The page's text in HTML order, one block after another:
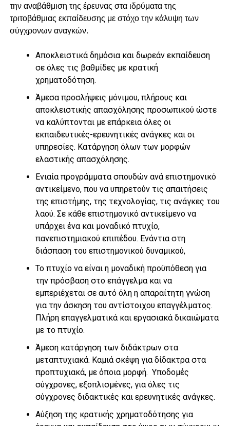
την αναβάθμιση της έρευνας στα ιδρύματα της
τριτοβάθμιας εκπαίδευσης με στόχο την κάλυψη των
σύγχρονων αναγκών.
Αποκλειστικά δημόσια και δωρεάν εκπαίδευση
σε όλες τις βαθμίδες με κρατική
χρηματοδότηση.
Άμεσα προσλήψεις μόνιμου, πλήρους και
αποκλειστικής απασχόλησης προσωπικού ώστε
να καλύπτονται με επάρκεια όλες οι
εκπαιδευτικές-ερευνητικές ανάγκες και οι
υπηρεσίες. Κατάργηση όλων των μορφών
ελαστικής απασχόλησης.
Ενιαία προγράμματα σπουδών ανά επιστημονικό
αντικείμενο, που να υπηρετούν τις απαιτήσεις
της επιστήμης, της τεχνολογίας, τις ανάγκες του
λαού. Σε κάθε επιστημονικό αντικείμενο να
υπάρχει ένα και μοναδικό πτυχίο,
πανεπιστημιακού επιπέδου. Ενάντια στη
διάσπαση του επιστημονικού δυναμικού,
Το πτυχίο να είναι η μοναδική προϋπόθεση για
την πρόσβαση στο επάγγελμα και να
εμπεριέχεται σε αυτό όλη η απαραίτητη γνώση
για την άσκηση του αντίστοιχου επαγγέλματος.
Πλήρη επαγγελματικά και εργασιακά δικαιώματα
με το πτυχίο.
Άμεση κατάργηση των διδάκτρων στα
μεταπτυχιακά. Καμιά σκέψη για δίδακτρα στα
προπτυχιακά, με όποια μορφή. Υποδομές
σύγχρονες, εξοπλισμένες, για όλες τις
σύγχρονες διδακτικές και ερευνητικές ανάγκες.
Αύξηση της κρατικής χρηματοδότησης για